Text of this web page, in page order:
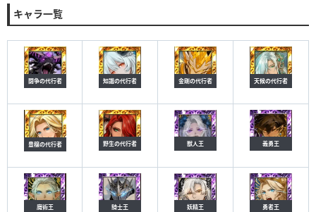
キャラ一覧
闘争の代行者 知識の代行者 金剛の代行者 天候の代行者
豊穣の代行者 野生の代行者 獣人王 義勇王
魔術王 騎士王 妖精王 勇者王